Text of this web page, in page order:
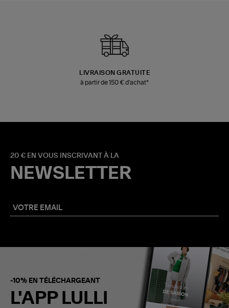
LIVRAISON GRATUITE
à partir de 150 € d'achat*
20 € EN VOUS INSCRIVANT À LA
NEWSLETTER
-10% EN TÉLÉCHARGEANT
L'APP LULLI